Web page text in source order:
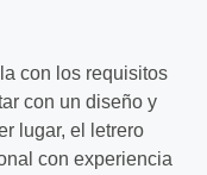
con los requisitos
con un diseño y
lugar, el letrero
con experiencia